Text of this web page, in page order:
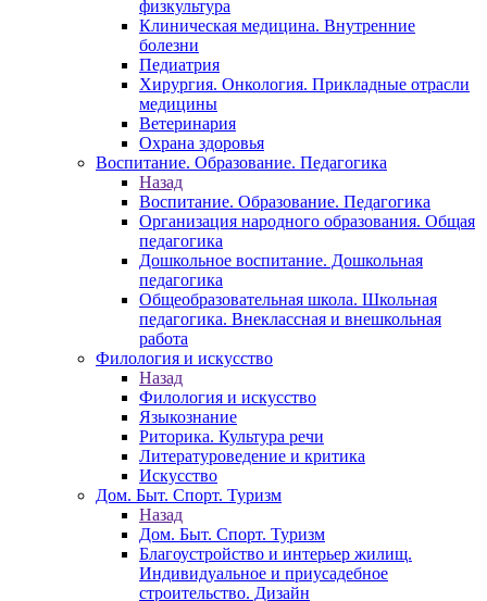
физкультура
Клиническая медицина. Внутренние
болезни
Педиатрия
Хирургия. Онкология. Прикладные отрасли
медицины
Ветеринария
Охрана здоровья
Воспитание. Образование. Педагогика
Назад
Воспитание. Образование. Педагогика
Организация народного образования. Общая
педагогика
Дошкольное воспитание. Дошкольная
педагогика
Общеобразовательная школа. Школьная
педагогика. Внеклассная и внешкольная
работа
Филология и искусство
Назад
Филология и искусство
Языкознание
Риторика. Культура речи
Литературоведение и критика
Искусство
Дом. Быт. Спорт. Туризм
Назад
Дом. Быт. Спорт. Туризм
Благоустройство и интерьер жилищ.
Индивидуальное и приусадебное
строительство. Дизайн